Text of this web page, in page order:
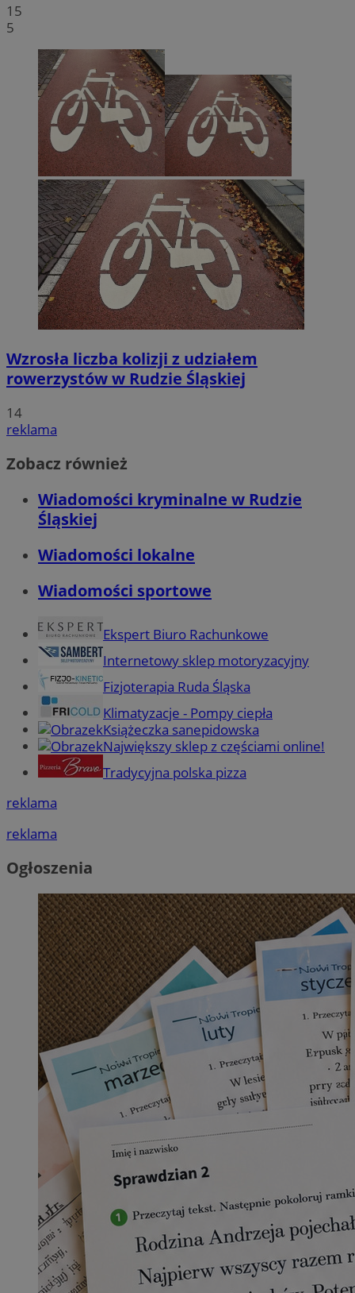
15
5
Wzrosła liczba kolizji z udziałem
rowerzystów w Rudzie Śląskiej
14
reklama
Zobacz również
Wiadomości kryminalne w Rudzie
Śląskiej
Wiadomości lokalne
Wiadomości sportowe
Ekspert Biuro Rachunkowe
Internetowy sklep motoryzacyjny
Fizjoterapia Ruda Śląska
Klimatyzacje - Pompy ciepła
Książeczka sanepidowska
Największy sklep z częściami online!
Tradycyjna polska pizza
reklama
reklama
Ogłoszenia